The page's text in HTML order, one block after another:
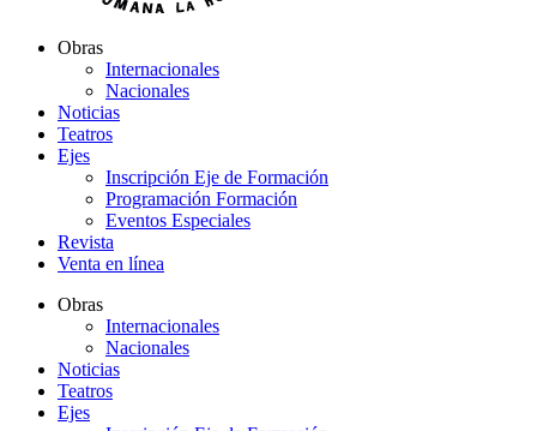
Obras
Internacionales
Nacionales
Noticias
Teatros
Ejes
Inscripción Eje de Formación
Programación Formación
Eventos Especiales
Revista
Venta en línea
Obras
Internacionales
Nacionales
Noticias
Teatros
Ejes